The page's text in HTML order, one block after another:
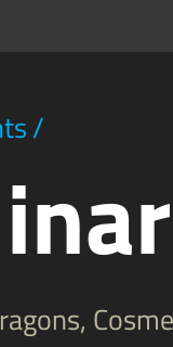
/